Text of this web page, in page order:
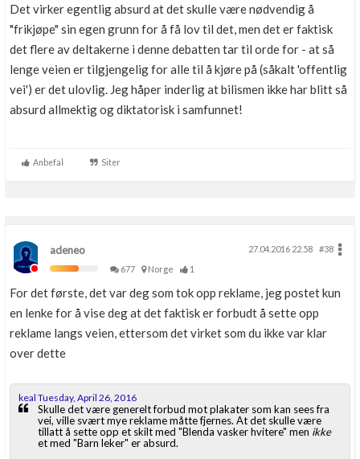
Det virker egentlig absurd at det skulle være nødvendig å
"frikjøpe" sin egen grunn for å få lov til det, men det er faktisk
det flere av deltakerne i denne debatten tar til orde for - at så
lenge veien er tilgjengelig for alle til å kjøre på (såkalt 'offentlig
vei') er det ulovlig. Jeg håper inderlig at bilismen ikke har blitt så
absurd allmektig og diktatorisk i samfunnet!
Anbefal Siter
adeneo 27.04.2016 22.58
#38
677
Norge 1
For det første, det var deg som tok opp reklame, jeg postet kun
en lenke for å vise deg at det faktisk er forbudt å sette opp
reklame langs veien, ettersom det virket som du ikke var klar
over dette
keal Tuesday, April 26, 2016
Skulle det være generelt forbud mot plakater som kan sees fra
vei, ville svært mye reklame måtte fjernes. At det skulle være
tillatt å sette opp et skilt med "Blenda vasker hvitere" men ikke
et med "Barn leker" er absurd.